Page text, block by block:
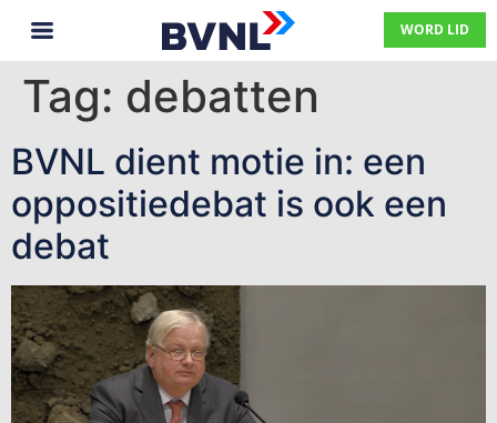
WORD LID
Tag: debatten
BVNL dient motie in: een
oppositiedebat is ook een
debat